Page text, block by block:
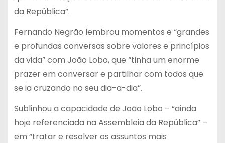
da República”.
Fernando Negrão lembrou momentos e “grandes
e profundas conversas sobre valores e princípios
da vida” com João Lobo, que “tinha um enorme
prazer em conversar e partilhar com todos que
se ia cruzando no seu dia-a-dia”.
Sublinhou a capacidade de João Lobo – “ainda
hoje referenciada na Assembleia da República” –
em “tratar e resolver os assuntos mais